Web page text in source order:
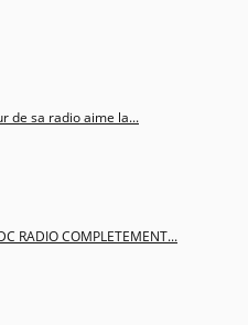
de sa radio aime la...
RADIO COMPLETEMENT...